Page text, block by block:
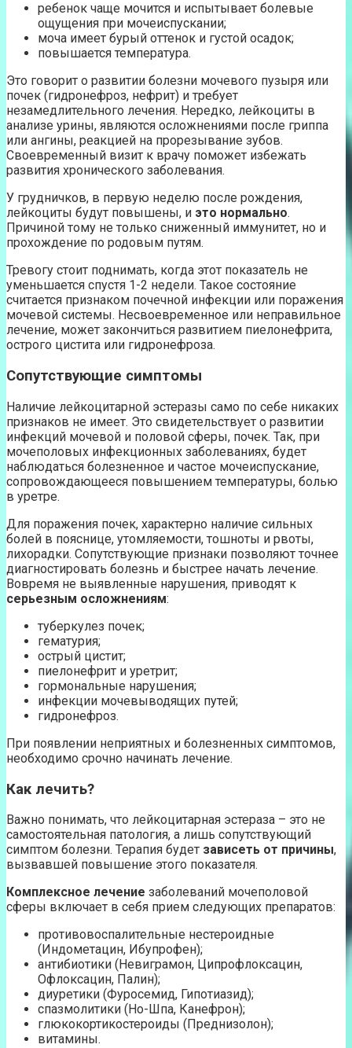
ребенок чаще мочится и испытывает болевые
ощущения при мочеиспускании;
моча имеет бурый оттенок и густой осадок;
повышается температура.
Это говорит о развитии болезни мочевого пузыря или
почек (гидронефроз, нефрит) и требует
незамедлительного лечения. Нередко, лейкоциты в
анализе урины, являются осложнениями после гриппа
или ангины, реакцией на прорезывание зубов.
Своевременный визит к врачу поможет избежать
развития хронического заболевания.
У грудничков, в первую неделю после рождения,
лейкоциты будут повышены, и это нормально.
Причиной тому не только сниженный иммунитет, но и
прохождение по родовым путям.
Тревогу стоит поднимать, когда этот показатель не
уменьшается спустя 1-2 недели. Такое состояние
считается признаком почечной инфекции или поражения
мочевой системы. Несвоевременное или неправильное
лечение, может закончиться развитием пиелонефрита,
острого цистита или гидронефроза.
Сопутствующие симптомы
Наличие лейкоцитарной эстеразы само по себе никаких
признаков не имеет. Это свидетельствует о развитии
инфекций мочевой и половой сферы, почек. Так, при
мочеполовых инфекционных заболеваниях, будет
наблюдаться болезненное и частое мочеиспускание,
сопровождающееся повышением температуры, болью
в уретре.
Для поражения почек, характерно наличие сильных
болей в пояснице, утомляемости, тошноты и рвоты,
лихорадки. Сопутствующие признаки позволяют точнее
диагностировать болезнь и быстрее начать лечение.
Вовремя не выявленные нарушения, приводят к
серьезным осложнениям:
туберкулез почек;
гематурия;
острый цистит;
пиелонефрит и уретрит;
гормональные нарушения;
инфекции мочевыводящих путей;
гидронефроз.
При появлении неприятных и болезненных симптомов,
необходимо срочно начинать лечение.
Как лечить?
Важно понимать, что лейкоцитарная эстераза – это не
самостоятельная патология, а лишь сопутствующий
симптом болезни. Терапия будет зависеть от причины,
вызвавшей повышение этого показателя.
Комплексное лечение заболеваний мочеполовой
сферы включает в себя прием следующих препаратов:
противовоспалительные нестероидные
(Индометацин, Ибупрофен);
антибиотики (Невиграмон, Ципрофлоксацин,
Офлоксацин, Палин);
диуретики (Фуросемид, Гипотиазид);
спазмолитики (Но-Шпа, Канефрон);
глюкокортикостероиды (Преднизолон);
витамины.